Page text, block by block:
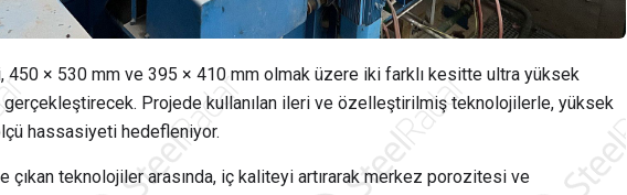
450 × 530 mm ve 395 × 410 mm olmak üzere iki farklı kesitte ultra yüksek
Projede kullanılan ileri ve özelleştirilmiş teknolojilerle, yüksek
hassasiyeti hedefleniyor.
çıkan teknolojiler arasında, iç kaliteyi artırarak merkez porozitesi ve